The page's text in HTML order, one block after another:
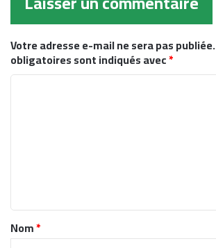
Votre adresse e-mail ne sera pas publiée.
obligatoires sont indiqués avec*
t
a
Nom*